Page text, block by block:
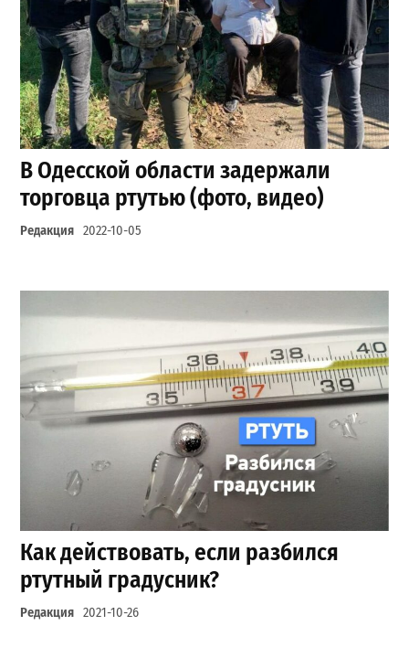
В Одесской области задержали
торговца ртутью (фото, видео)
Редакция 2022-10-05
Как действовать, если разбился
ртутный градусник?
Редакция 2021-10-26